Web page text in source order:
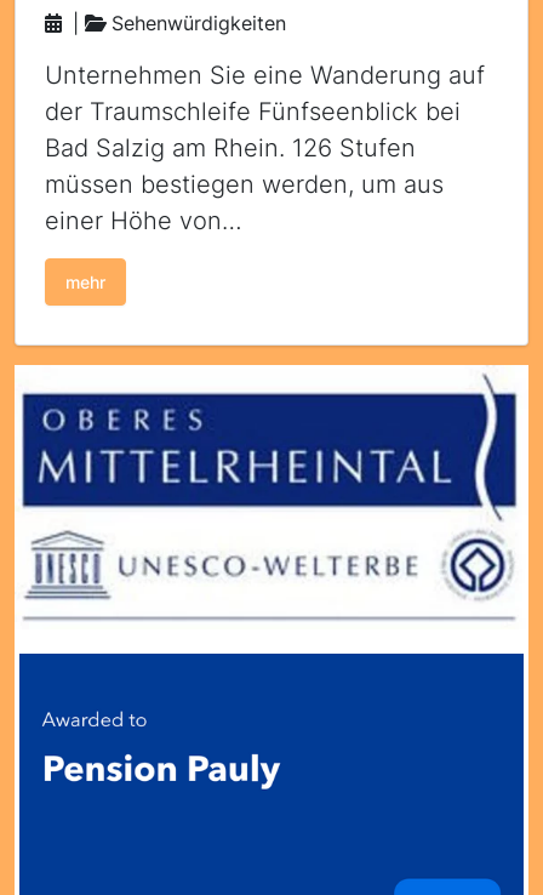
Sehenwürdigkeiten
Unternehmen Sie eine Wanderung auf
der Traumschleife Fünfseenblick bei
Bad Salzig am Rhein. 126 Stufen
müssen bestiegen werden, um aus
einer Höhe von…
mehr